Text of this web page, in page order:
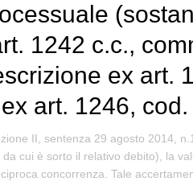
1242 c.c.,
ex art.
art. 1246, cod.
II, sentenza 29 agosto 2014,
cui è sorto il relativo debito), la
concorrenza. Tale